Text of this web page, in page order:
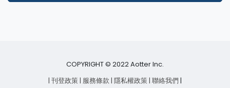
COPYRIGHT © 2022 Aotter Inc.
| 刊登政策| 服務條款| 隱私權政策| 聯絡我們 |